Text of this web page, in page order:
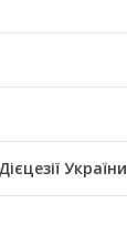
України